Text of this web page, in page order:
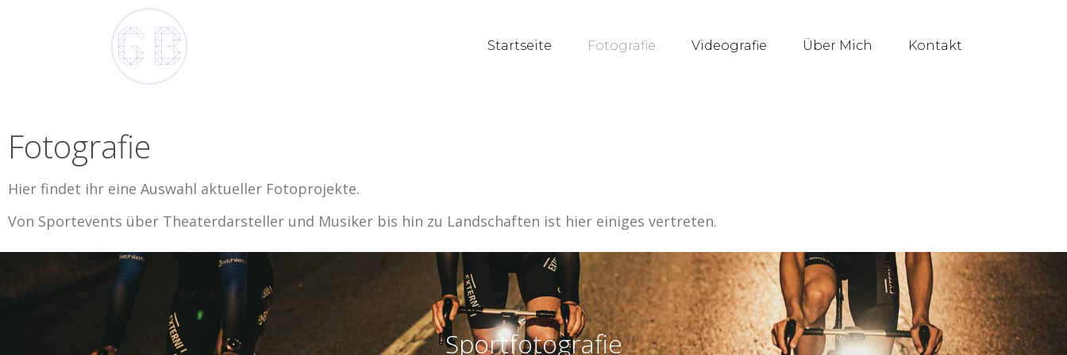
Startseite Fotografie Videografie Über Mich Kontakt
Fotografie
Hier findet ihr eine Auswahl aktueller Fotoprojekte.
Von Sportevents über Theaterdarsteller und Musiker bis hin zu Landschaften ist hier einiges vertreten.
Sportfotografie